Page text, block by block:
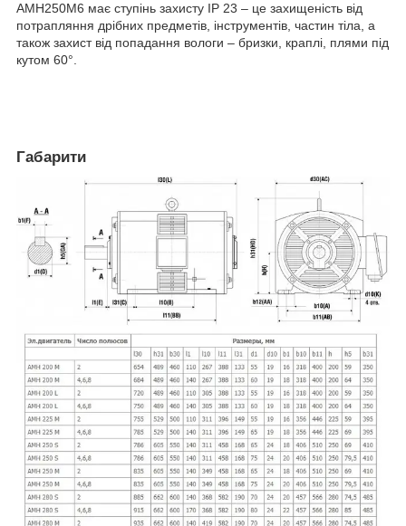
АМН250М6 має ступінь захисту IP 23 – це захищеність від
потрапляння дрібних предметів, інструментів, частин тіла, а
також захист від попадання вологи – бризки, краплі, плями під
кутом 60°.
Габарити